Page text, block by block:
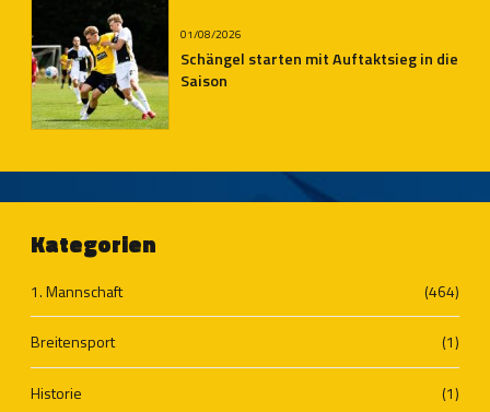
01/08/2026
Schängel starten mit Auftaktsieg in die
Saison
Kategorien
1. Mannschaft (464)
Breitensport (1)
Historie (1)